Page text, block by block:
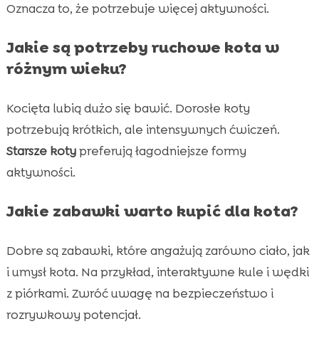
Oznacza to, że potrzebuje więcej aktywności.
Jakie są potrzeby ruchowe kota w
różnym wieku?
Kocięta lubią dużo się bawić. Dorosłe koty
potrzebują krótkich, ale intensywnych ćwiczeń.
Starsze kotypreferują łagodniejsze formy
aktywności.
Jakie zabawki warto kupić dla kota?
Dobre są zabawki, które angażują zarówno ciało, jak
i umysł kota. Na przykład, interaktywne kule i wędki
z piórkami. Zwróć uwagę na bezpieczeństwo i
rozrywkowy potencjał.